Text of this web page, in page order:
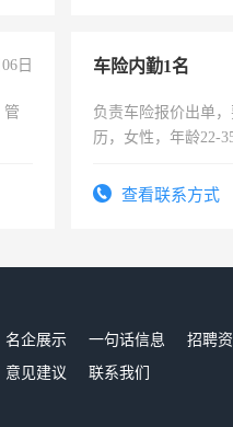
日
管
车险内勤1名
负责车险报价出单
历，女性，年龄22-
试用期1-3个月，转
查看联系方式
名企展示 一句话信息 招聘
意见建议 联系我们